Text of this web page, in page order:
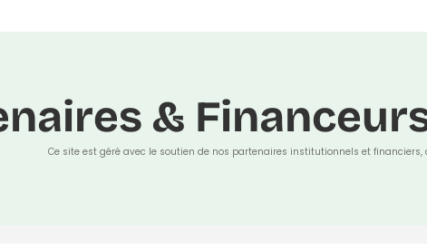
&
Ce site est géré avec le soutien de nos partenaires institutionnels et